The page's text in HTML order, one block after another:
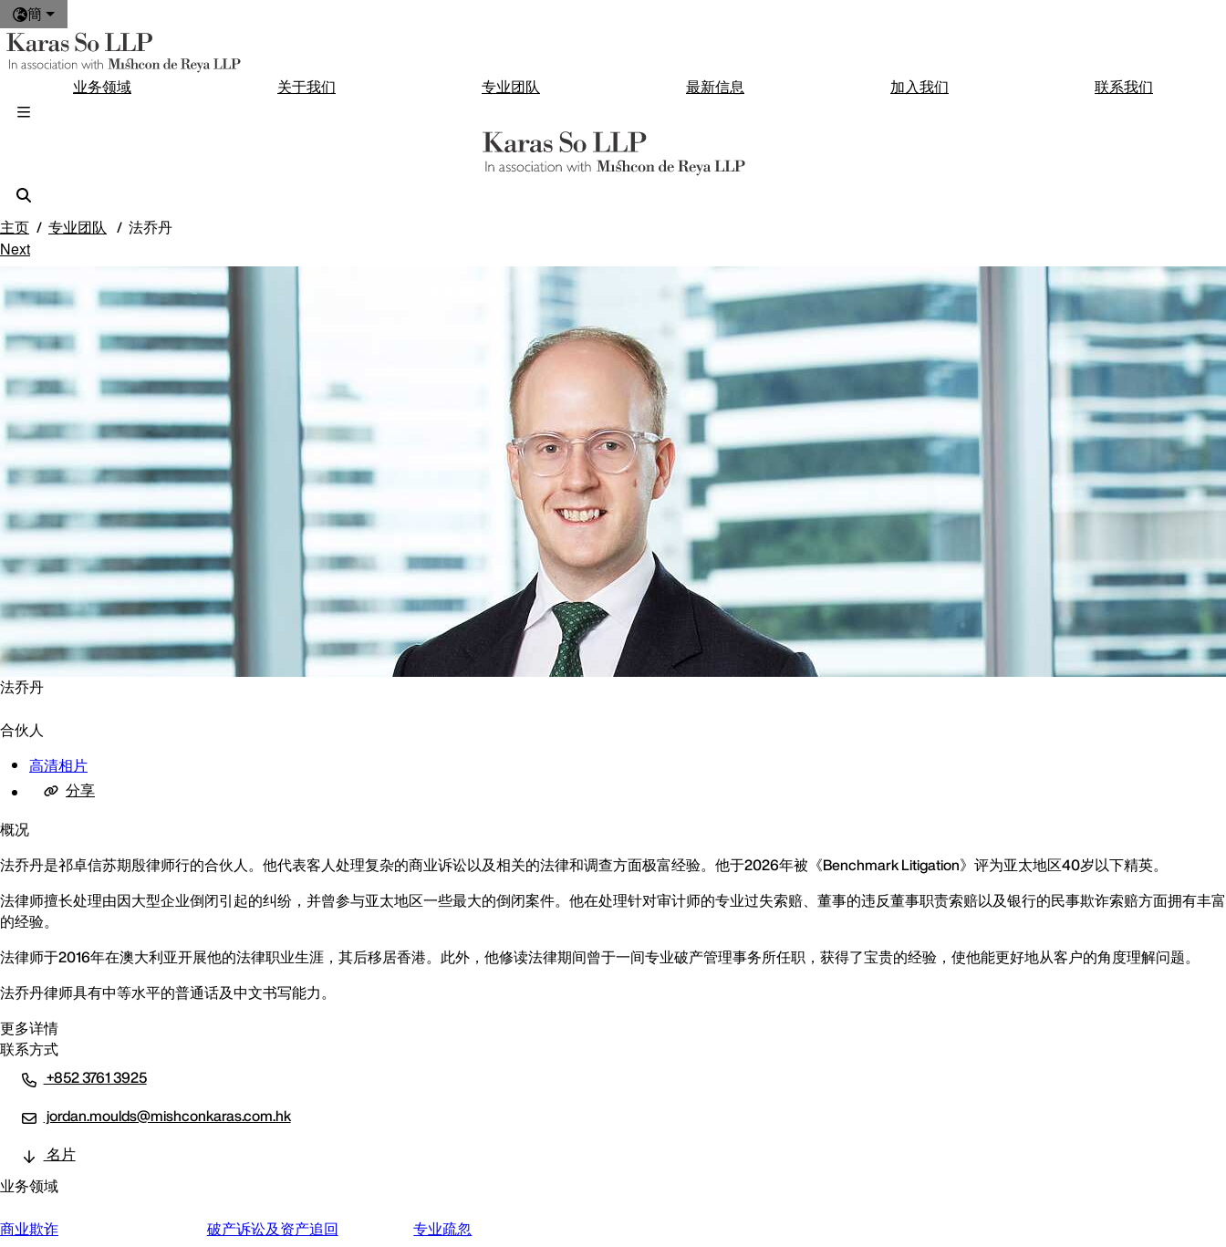
簡
业务领域 关于我们 专业团队 最新信息 加入我们 联系我们
主页 专业团队 法乔丹
Next
法乔丹
合伙人
高清相片
分享
概况
法乔丹是祁卓信苏期殷律师行的合伙人。他代表客人处理复杂的商业诉讼以及相关的法律和调查方面极富经验。他于2026年被《Benchmark Litigation》评为亚太地区40岁以下精英。
法律师擅长处理由因大型企业倒闭引起的纠纷，并曾参与亚太地区一些最大的倒闭案件。他在处理针对审计师的专业过失索赔、董事的违反董事职责索赔以及银行的民事欺诈索赔方面拥有丰富
的经验。
法律师于2016年在澳大利亚开展他的法律职业生涯，其后移居香港。此外，他修读法律期间曾于一间专业破产管理事务所任职，获得了宝贵的经验，使他能更好地从客户的角度理解问题。
法乔丹律师具有中等水平的普通话及中文书写能力。
更多详情
联系方式
+852 3761 3925
jordan.moulds@mishconkaras.com.hk
名片
业务领域
商业欺诈
破产诉讼及资产追回 专业疏忽